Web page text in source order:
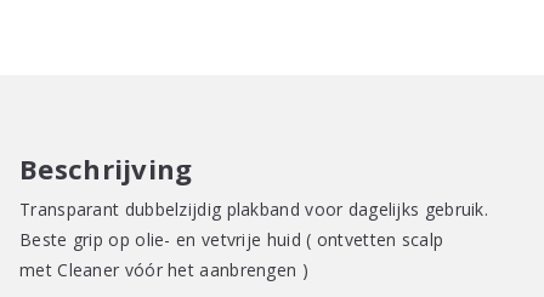
Beschrijving
Transparant dubbelzijdig plakband voor dagelijks gebruik.
Beste grip op olie- en vetvrije huid ( ontvetten scalp
met Cleaner vóór het aanbrengen )